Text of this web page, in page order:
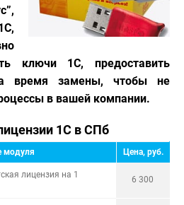
ключи 1С, предоставить
время замены, чтобы не
в вашей компании.
1С в СПб
модуля Цена, руб.
лицензия на 1
6 300